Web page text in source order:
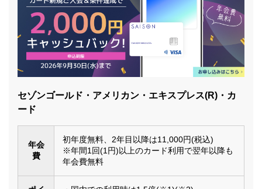
セゾンゴールド・アメリカン・エキスプレス(R)・カ
ード
年会
費
初年度無料、2年目以降は11,000円(税込)
※年間1回(1円)以上のカード利用で翌年以降も
年会費無料